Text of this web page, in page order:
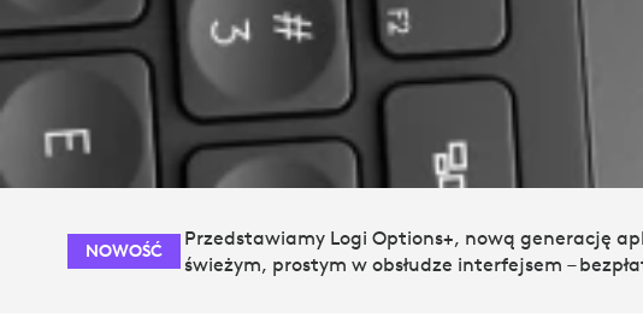
NOWOŚĆ
Przedstawiamy Logi Options+, nową generację
świeżym, prostym w obsłudze interfejsem –